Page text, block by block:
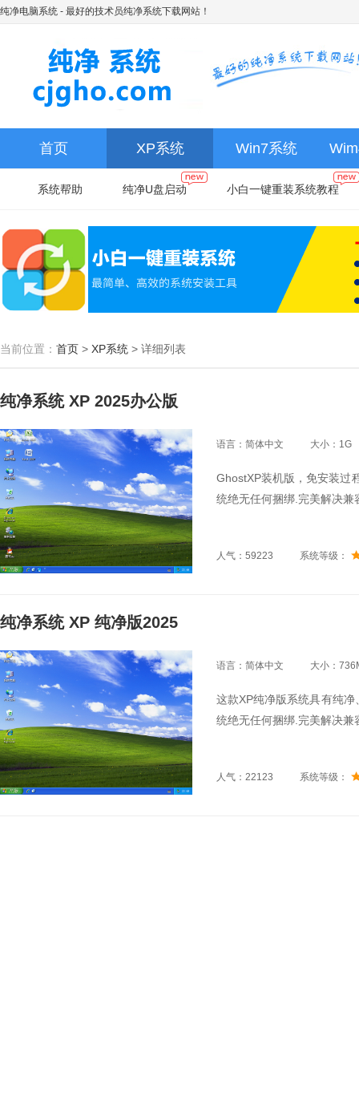
纯净电脑系统 - 最好的技术员纯净系统下载网站！
首页 XP系统 Win7系统
系统帮助 纯净U盘启动 小白一键重装系统教程
当前位置： 首页 > XP系统 > 详细列表
纯净系统 XP 2025办公版
语言：简体中文 大小：1G
GhostXP装机版，免安装过
统绝无任何捆绑.完美解决
人气：59223 系统等级：
纯净系统 XP 纯净版2025
语言：简体中文 大小：
这款XP纯净版系统具有纯
统绝无任何捆绑.完美解决
人气：22123 系统等级：